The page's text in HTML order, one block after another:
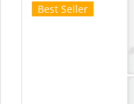
Best Seller